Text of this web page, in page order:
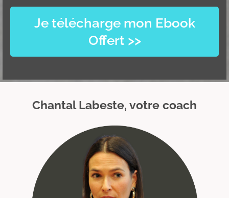
Je télécharge mon Ebook
Offert >>
Chantal Labeste, votre coach